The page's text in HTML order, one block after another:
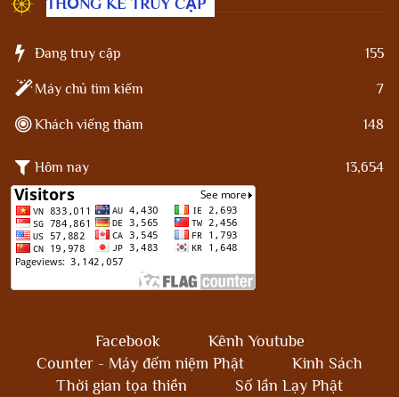
Đang truy cập 155
Máy chủ tìm kiếm 7
Khách viếng thăm 148
Hôm nay 13,654
Facebook
Kênh Youtube
Counter - Máy đếm niệm Phật
Kinh Sách
Thời gian tọa thiền
Số lần Lạy Phật